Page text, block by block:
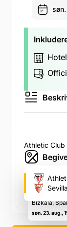
Athletic Club
San
Rafael
Spanien,
Bizkaia,
søn. 23. aug.,
Sevilla